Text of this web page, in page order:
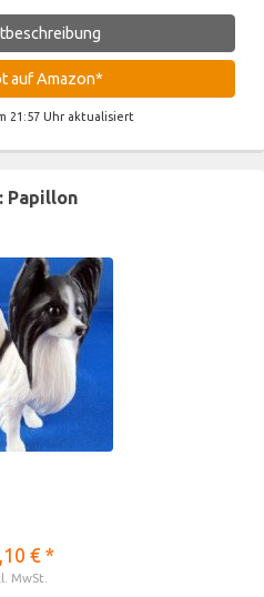
auf Amazon*
21:57 Uhr aktualisiert
Papillon
€ *
MwSt.